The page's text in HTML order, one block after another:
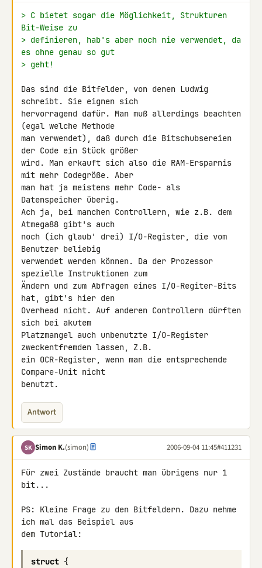
> C bietet sogar die Möglichkeit, Strukturen
Bit-Weise zu
> definieren, hab's aber noch nie verwendet, da
es ohne genau so gut
> geht!
Das sind die Bitfelder, von denen Ludwig
schreibt. Sie eignen sich
hervorragend dafür. Man muß allerdings beachten
(egal welche Methode
man verwendet), daß durch die Bitschubsereien
der Code ein Stück größer
wird. Man erkauft sich also die RAM-Ersparnis
mit mehr Codegröße. Aber
man hat ja meistens mehr Code- als
Datenspeicher überig.
Ach ja, bei manchen Controllern, wie z.B. dem
Atmega88 gibt's auch
noch (ich glaub' drei) I/O-Register, die vom
Benutzer beliebig
verwendet werden können. Da der Prozessor
spezielle Instruktionen zum
Ändern und zum Abfragen eines I/O-Regiter-Bits
hat, gibt's hier den
Overhead nicht. Auf anderen Controllern dürften
sich bei akutem
Platzmangel auch unbenutzte I/O-Register
zweckentfremden lassen, Z.B.
ein OCR-Register, wenn man die entsprechende
Compare-Unit nicht
benutzt.
Antwort
SK Simon K.(simon) 2006-09-04 11:45#411231
Für zwei Zustände braucht man übrigens nur 1
bit...
PS: Kleine Frage zu den Bitfeldern. Dazu nehme
ich mal das Beispiel aus
struct {